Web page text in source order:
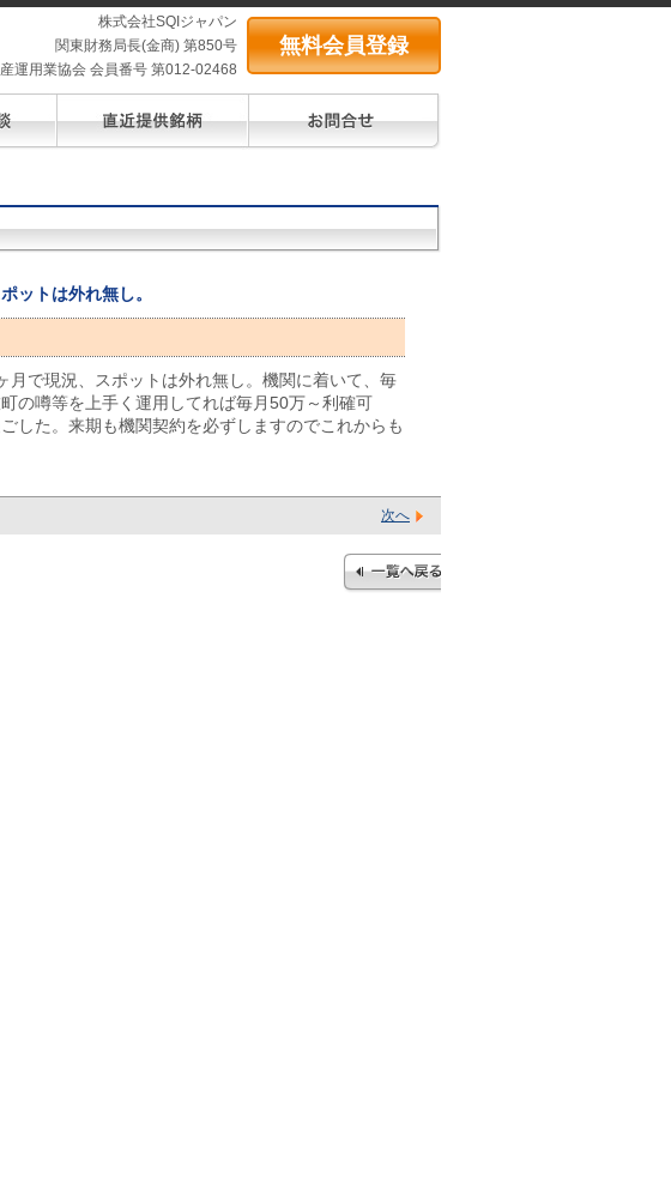
株式会社SQIジャパン
関東財務局長(金商) 第850号
運用業協会 会員番号 第012-02468
無料会員登録
ットは外れ無し。
月で現況、スポットは外れ無し。機関に着いて、毎
の噂等を上手く運用してれば毎月50万～利確可
した。来期も機関契約を必ずしますのでこれからも
次へ